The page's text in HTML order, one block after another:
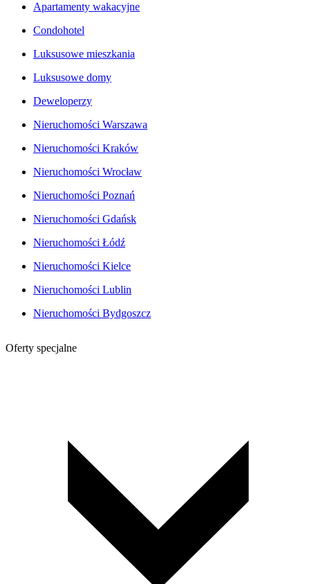
Apartamenty wakacyjne
Condohotel
Luksusowe mieszkania
Luksusowe domy
Deweloperzy
Nieruchomości Warszawa
Nieruchomości Kraków
Nieruchomości Wrocław
Nieruchomości Poznań
Nieruchomości Gdańsk
Nieruchomości Łódź
Nieruchomości Kielce
Nieruchomości Lublin
Nieruchomości Bydgoszcz
Oferty specjalne